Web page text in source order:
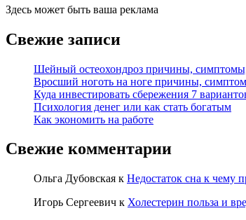
Здесь может быть ваша реклама
Свежие записи
Шейный остеохондроз причины,
Вросший ноготь на ноге причины,
Куда инвестировать сбережения 7
Психология денег или как стать богатым
Как экономить на работе
Свежие комментарии
Ольга Дубовская к Недостаток сна к чему
Игорь Сергеевич к Холестерин польза и